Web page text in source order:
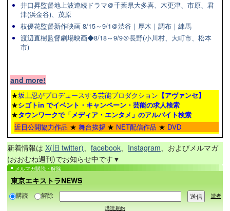
井口昇監督地上波連続ドラマ＠千葉県大多喜、木更津、市原、君
津(浜金谷)、茂原
枝優花監督新作映画 8/15～9/1＠渋谷｜厚木｜調布｜練馬
渡辺直樹監督劇場映画◆8/18～9/9＠長野(小川村、大町市、松本
市)
and more!
★坂上忍がプロデュースする芸能プロダクション 【アヴァンセ】
★シゴトin でイベント・キャンペーン・芸能の求人検索
★タウンワークで「メディア・エンタメ」のアルバイト検索
近日公開協力作品 ★ 舞台挨拶 ★ NET配信作品 ★ DVD
新着情報は X(旧 twitter)、 facebook、 Instagram、およびメルマガ
(おおむね週刊)でお知らせ中です▼
メルマガ購読・解除
東京エキストラNEWS
購読 解除
読者
購読規約